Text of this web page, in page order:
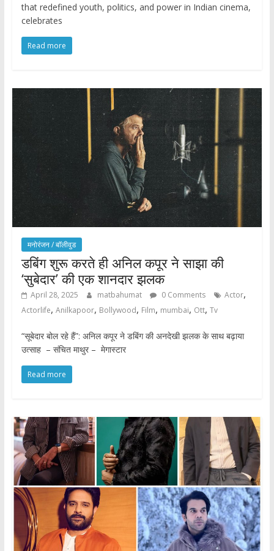
that redefined youth, politics, and power in Indian cinema,
celebrates
Read more
मनोरंजन / बाॅलीवुड
डबिंग शुरू करते ही अनिल कपूर ने साझा की
‘सुबेदार’ की एक शानदार झलक
April 28, 2025 matbahumat 0 Comments Actor,
Actorlife, Anilkapoor, Bollywood, Film, mumbai, Ott, Tv
“सूबेदार बोल रहे हैं”: अनिल कपूर ने डबिंग की अनदेखी झलक के साथ बढ़ाया
उत्साह – संचित माथुर – मेगास्टार
Read more